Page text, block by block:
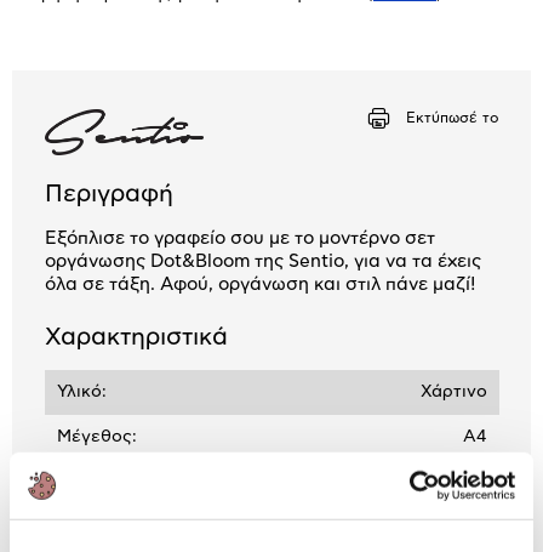
Εκτύπωσέ το
Περιγραφή
Εξόπλισε το γραφείο σου με το μοντέρνο σετ
οργάνωσης Dot&Bloom της Sentio, για να τα έχεις
όλα σε τάξη. Αφού, οργάνωση και στιλ πάνε μαζί!
Χαρακτηριστικά
Υλικό: Χάρτινο
Μέγεθος: Α4
31x25x5.7 cm